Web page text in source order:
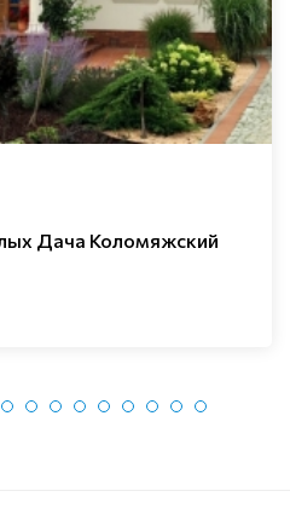
Дача Коломяжский